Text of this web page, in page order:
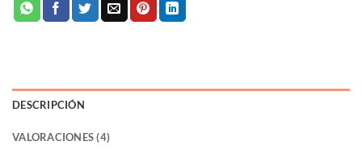
DESCRIPCIÓN
VALORACIONES (4)